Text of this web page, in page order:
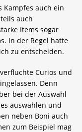
Kampfes auch ein
auch
Items sogar
In der Regel hatte
zu entscheiden.
Curios und
Denn
bei der Auswahl
auswählen und
neben Boni auch
zum Beispiel mag